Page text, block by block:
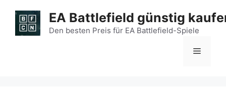
Inhalt
springen
EA Battlefield günstig
Den besten Preis für EA Battlefield-Spiele
Menü